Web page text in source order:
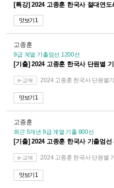
[특강] 2024 고종훈 한국사 절대연도
맛보기 1
고종훈
9급 계열 기출엄선 1200선
[기출] 2024 고종훈 한국사 단원별
e-교재 2024 고종훈 한국사 단원별
맛보기 1
고종훈
최근 5개년 9급 계열 기출 800선
[기출] 2024 고종훈 한국사 기출엄선
e-교재 2024 고종훈 한국사 단원별
맛보기 1